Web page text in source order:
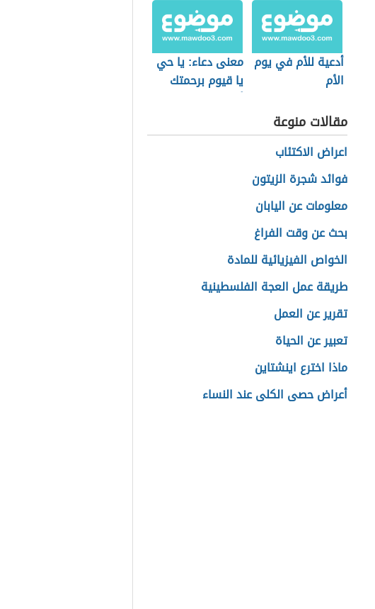
أدعية للأم في يوم
الأم
معنى دعاء: يا حي
يا قيوم برحمتك
أستغيث
مقالات منوعة
اعراض الاكتئاب
فوائد شجرة الزيتون
معلومات عن اليابان
بحث عن وقت الفراغ
الخواص الفيزيائية للمادة
طريقة عمل العجة الفلسطينية
تقرير عن العمل
تعبير عن الحياة
ماذا اخترع اينشتاين
أعراض حصى الكلى عند النساء